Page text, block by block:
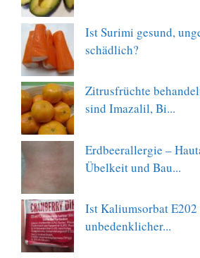
Ist Surimi gesund,
schädlich?
Zitrusfrüchte
sind Imazalil, Bi...
Erdbeerallergie –
Übelkeit und Bau...
Ist Kaliumsorbat
unbedenklicher...